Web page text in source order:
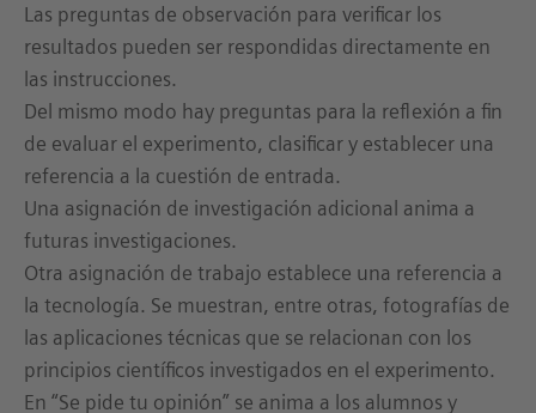
Las preguntas de observación para verificar los
resultados pueden ser respondidas directamente en
las instrucciones.
Del mismo modo hay preguntas para la reflexión a fin
de evaluar el experimento, clasificar y establecer una
referencia a la cuestión de entrada.
Una asignación de investigación adicional anima a
futuras investigaciones.
Otra asignación de trabajo establece una referencia a
la tecnología. Se muestran, entre otras, fotografías de
las aplicaciones técnicas que se relacionan con los
principios científicos investigados en el experimento.
En “Se pide tu opinión” se anima a los alumnos y